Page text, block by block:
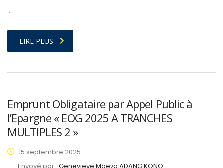
…
LIRE PLUS
Emprunt Obligataire par Appel Public à
l’Epargne « EOG 2025 A TRANCHES
MULTIPLES 2 »
15 septembre 2025
Envoyé par : Genevieve Maeva ADANG KONO